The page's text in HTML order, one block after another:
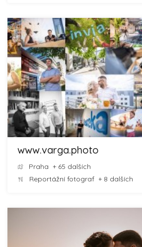
www.varga.photo
Praha + 65 dalších
Reportážní fotograf + 8 dalších